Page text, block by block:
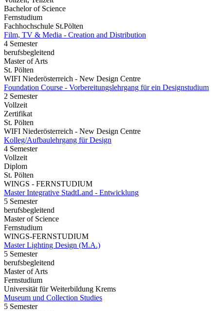
Bachelor of Science
Fernstudium
Fachhochschule St.Pölten
Film, TV & Media - Creation and Distribution
4 Semester
berufsbegleitend
Master of Arts
St. Pölten
WIFI Niederösterreich - New Design Centre
Foundation Course - Vorbereitungslehrgang für ein Designstudium
2 Semester
Vollzeit
Zertifikat
St. Pölten
WIFI Niederösterreich - New Design Centre
Kolleg/Aufbaulehrgang für Design
4 Semester
Vollzeit
Diplom
St. Pölten
WINGS - FERNSTUDIUM
Master Integrative StadtLand - Entwicklung
5 Semester
berufsbegleitend
Master of Science
Fernstudium
WINGS-FERNSTUDIUM
Master Lighting Design (M.A.)
5 Semester
berufsbegleitend
Master of Arts
Fernstudium
Universität für Weiterbildung Krems
Museum und Collection Studies
5 Semester